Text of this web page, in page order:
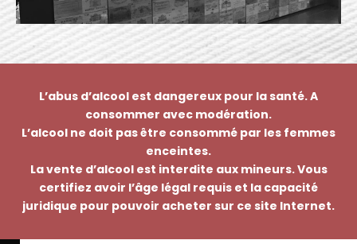
L’abus d’alcool est dangereux pour la santé. A
consommer avec modération.
L’alcool ne doit pas être consommé par les femmes
enceintes.
La vente d’alcool est interdite aux mineurs. Vous
certifiez avoir l’âge légal requis et la capacité
juridique pour pouvoir acheter sur ce site Internet.